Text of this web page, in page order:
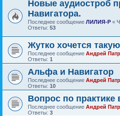
Новые аудиостроб
Навигатора.
Последнее сообщение ЛИЛИЯ-Р «
Ответы: 53
Жутко хочется
Последнее сообщение Андрей
Ответы: 1
Альфа и Навигатор
Последнее сообщение Андрей
Ответы: 10
Вопрос по практике
Последнее сообщение Андрей
Ответы: 3